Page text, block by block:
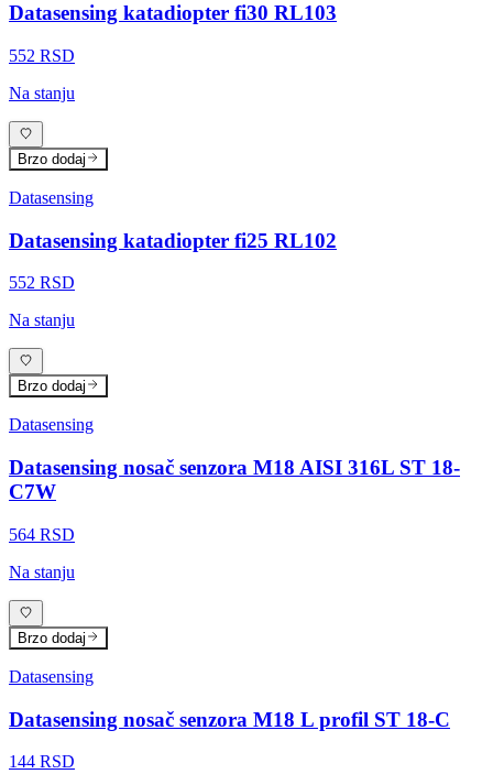
Datasensing katadiopter fi30 RL103
552 RSD
Na stanju
Brzo dodaj
Datasensing
Datasensing katadiopter fi25 RL102
552 RSD
Na stanju
Brzo dodaj
Datasensing
Datasensing nosač senzora M18 AISI 316L ST 18-
C7W
564 RSD
Na stanju
Brzo dodaj
Datasensing
Datasensing nosač senzora M18 L profil ST 18-C
144 RSD